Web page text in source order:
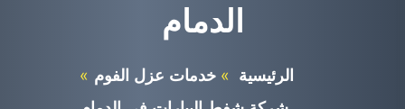
الدمام
الرئيسية
خدمات عزل الفوم